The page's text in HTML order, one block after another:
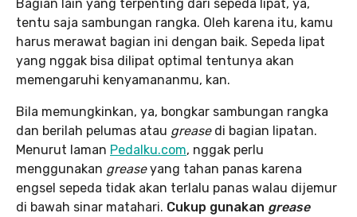
Bagian lain yang terpenting dari sepeda lipat, ya,
tentu saja sambungan rangka. Oleh karena itu, kamu
harus merawat bagian ini dengan baik. Sepeda lipat
yang nggak bisa dilipat optimal tentunya akan
memengaruhi kenyamananmu, kan.
Bila memungkinkan, ya, bongkar sambungan rangka
dan berilah pelumas atau grease di bagian lipatan.
Menurut laman Pedalku.com, nggak perlu
menggunakan greaseyang tahan panas karena
engsel sepeda tidak akan terlalu panas walau dijemur
di bawah sinar matahari. Cukup gunakan grease